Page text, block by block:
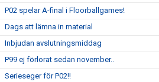
P02 spelar A-final i Floorballgames!
Dags att lämna in material
Inbjudan avslutningsmiddag
P99 ej förlorat sedan november..
Serieseger för P02!!